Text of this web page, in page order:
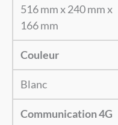
516 mm x 240 mm x
166 mm
Couleur
Blanc
Communication 4G